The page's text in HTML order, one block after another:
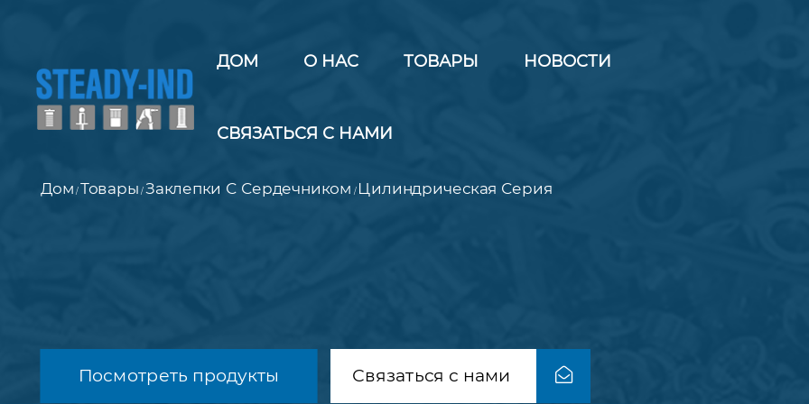
ДОМ О НАС ТОВАРЫ НОВОСТИ
СВЯЗАТЬСЯ С НАМИ
Дом / Товары /Заклепки С Сердечником / Цилиндрическая Серия
Посмотреть продукты Связаться с нами